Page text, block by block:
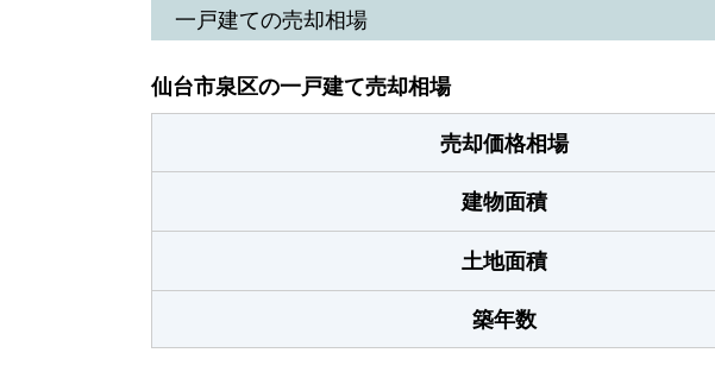
一戸建ての売却相場
仙台市泉区の一戸建て売却相場
売却価格相場
建物面積
土地面積
築年数